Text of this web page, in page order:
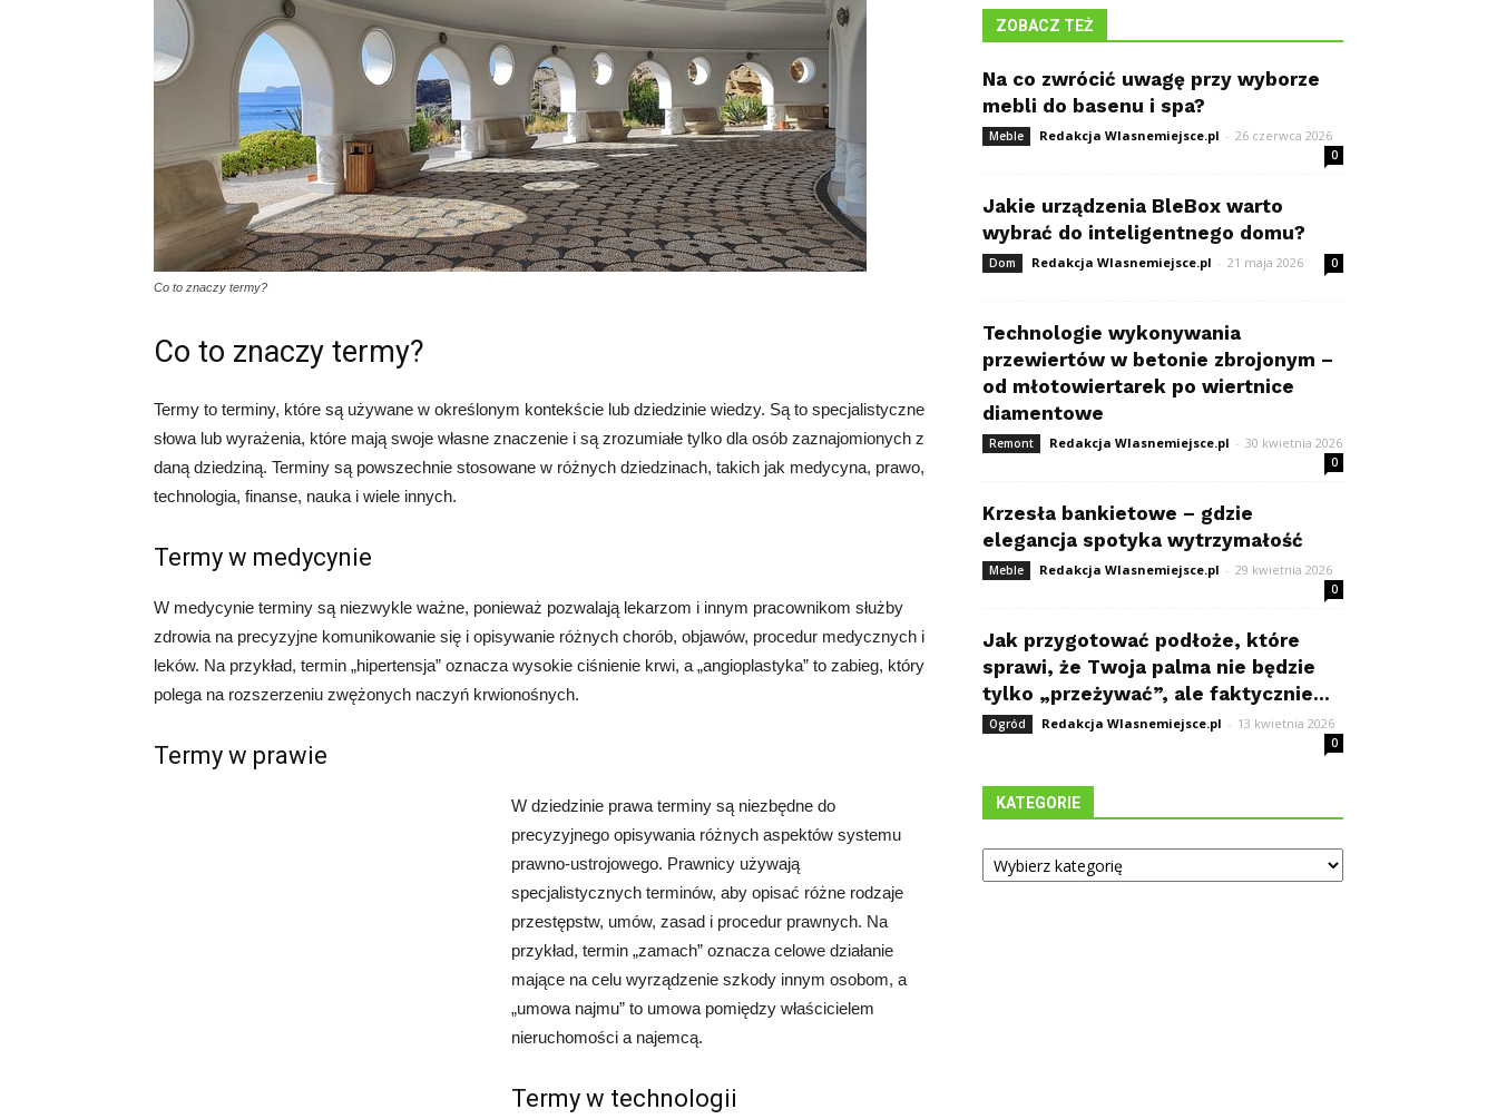
Co to znaczy termy?
Co to znaczy termy?
Termy to terminy, które są używane w określonym kontekście lub dziedzinie wiedzy. Są to specjalistyczne
słowa lub wyrażenia, które mają swoje własne znaczenie i są zrozumiałe tylko dla osób zaznajomionych z
daną dziedziną. Terminy są powszechnie stosowane w różnych dziedzinach, takich jak medycyna, prawo,
technologia, finanse, nauka i wiele innych.
Termy w medycynie
W medycynie terminy są niezwykle ważne, ponieważ pozwalają lekarzom i innym pracownikom służby
zdrowia na precyzyjne komunikowanie się i opisywanie różnych chorób, objawów, procedur medycznych i
leków. Na przykład, termin „hipertensja” oznacza wysokie ciśnienie krwi, a „angioplastyka” to zabieg, który
polega na rozszerzeniu zwężonych naczyń krwionośnych.
Termy w prawie
W dziedzinie prawa terminy są niezbędne do
precyzyjnego opisywania różnych aspektów systemu
prawno-ustrojowego. Prawnicy używają
specjalistycznych terminów, aby opisać różne rodzaje
przestępstw, umów, zasad i procedur prawnych. Na
przykład, termin „zamach” oznacza celowe działanie
mające na celu wyrządzenie szkody innym osobom, a
„umowa najmu” to umowa pomiędzy właścicielem
nieruchomości a najemcą.
Termy w technologii
ZOBACZ TEŻ
Na co zwrócić uwagę przy wyborze
mebli do basenu i spa?
Meble Redakcja Wlasnemiejsce.pl - 26 czerwca 2026
0
Jakie urządzenia BleBox warto
wybrać do inteligentnego domu?
Dom Redakcja Wlasnemiejsce.pl - 21 maja 2026 0
Technologie wykonywania
przewiertów w betonie zbrojonym –
od młotowiertarek po wiertnice
diamentowe
Remont Redakcja Wlasnemiejsce.pl - 30 kwietnia 2026
0
Krzesła bankietowe – gdzie
elegancja spotyka wytrzymałość
Meble Redakcja Wlasnemiejsce.pl - 29 kwietnia 2026
0
Jak przygotować podłoże, które
sprawi, że Twoja palma nie będzie
tylko „przeżywać”, ale faktycznie...
Ogród Redakcja Wlasnemiejsce.pl - 13 kwietnia 2026
0
KATEGORIE
Kategorie